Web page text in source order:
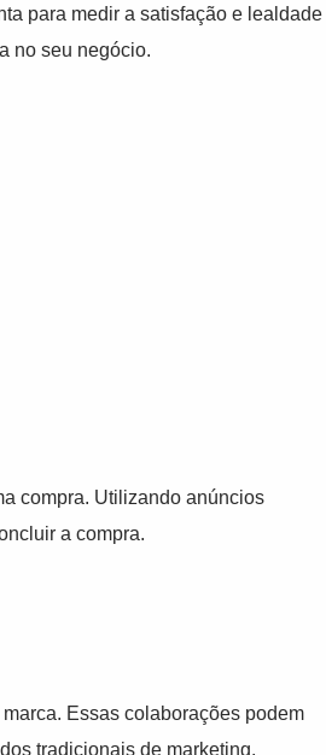
para medir a satisfação e lealdade
no seu negócio.
compra. Utilizando anúncios
a compra.
Essas colaborações podem
tradicionais de marketing.